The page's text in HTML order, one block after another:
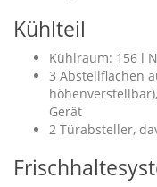
Kühlteil
Kühlraum: 156 l
3 Abstellflächen
Gerät
2 Türabsteller,